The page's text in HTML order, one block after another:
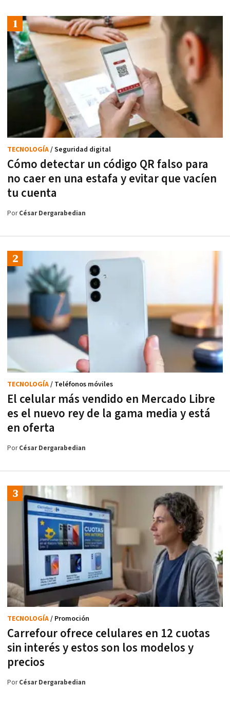
Cómo detectar un código QR falso para
no caer en una estafa y evitar que vacíen
tu cuenta
TECNOLOGÍA/ Seguridad digital
PorCésar Dergarabedian
El celular más vendido en Mercado Libre
es el nuevo rey de la gama media y está
en oferta
TECNOLOGÍA/ Teléfonos móviles
PorCésar Dergarabedian
Carrefour ofrece celulares en 12 cuotas
sin interés y estos son los modelos y
precios
TECNOLOGÍA/ Promoción
PorCésar Dergarabedian